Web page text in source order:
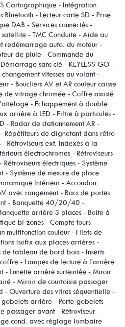
Cartographique - Intégration
- Lecteur carte SD - Prise
DAB - Services connectés -
- TMC Conduite - Aide au
redémarrage auto. du moteur -
de pluie - Commande du
sans clé - KEYLESS-GO -
vitesses au volant -
- Boucliers AV et AR couleur caisse
de vitrage chromée - Coffre assisté
- Echappement à double
arrière à LED - Filtre à particules -
- Radar de stationnement AR -
Répétiteurs de clignotant dans rétro
Rétroviseurs ext. indexés à la
électrochromes - Rétroviseurs
électriques - Système
- Système de mesure de place
Intérieur - Accoudoir
avec rangement - Bacs de portes
- Banquette 40/20/40 -
arrière 3 places - Boite à
bi-zones - Compte tours -
multifonction couleur - Filets de
Isofix aux places arrières -
de tableau de bord bois - Inserts
- Lampes de lecture à l'arrière
- Lunette arrière surteintée - Miroir
- Miroir de courtoisie passager
Ouverture des vitres séquentielle -
gobelets arrière - Porte-gobelets
passager avant - Rétroviseur
cond. avec réglage lombaire